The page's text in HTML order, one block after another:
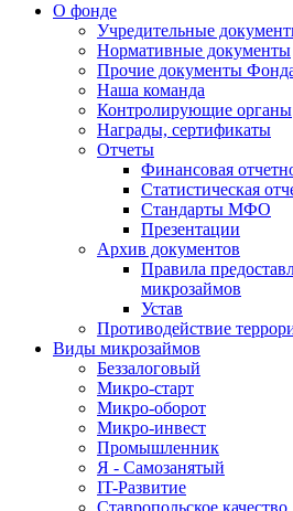
О фонде
Учредительные
Нормативные документы
Прочие документы
Наша команда
Контролирующие органы
Награды, сертификаты
Отчеты
Финансовая
Статистическая
Стандарты МФО
Презентации
Архив документов
Правила
микрозаймов
Устав
Противодействие
Виды микрозаймов
Беззалоговый
Микро-старт
Микро-оборот
Микро-инвест
Промышленник
Я - Самозанятый
IT-Развитие
Ставропольское качество